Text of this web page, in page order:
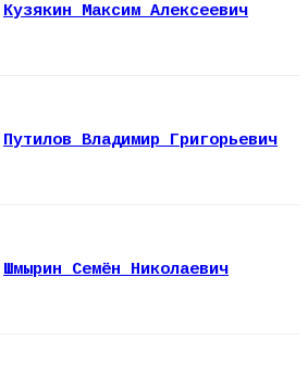
Кузякин Максим Алексеевич
Путилов Владимир Григорьевич
Шмырин Семён Николаевич